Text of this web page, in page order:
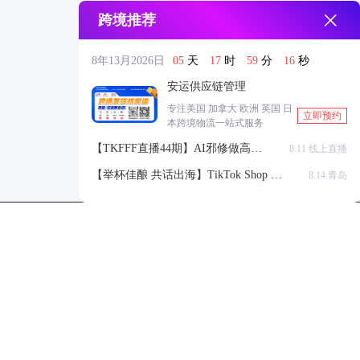
跨境推荐
8年13月2026日 05 天 17 时 59 分 15 秒
安运供应链管理
专注美国 加拿大 欧洲 英国 日
本跨境物流一站式服务
立即预约
【TKFFF直播44期】AI邪修做高点
带货视频
8.11 线上直播
【举杯佳酿 共话出海】TikTok Shop 全
8.14 青岛